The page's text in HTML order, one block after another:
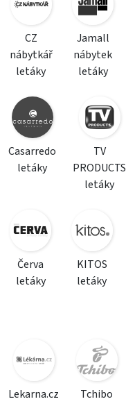
CZ
nábytkář
letáky
Jamall
nábytek
letáky
Casarredo
letáky
TV
PRODUCTS
letáky
Červa
letáky
KITOS
letáky
Lekarna.cz
Tchibo